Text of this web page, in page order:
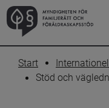
Start
Stöd och